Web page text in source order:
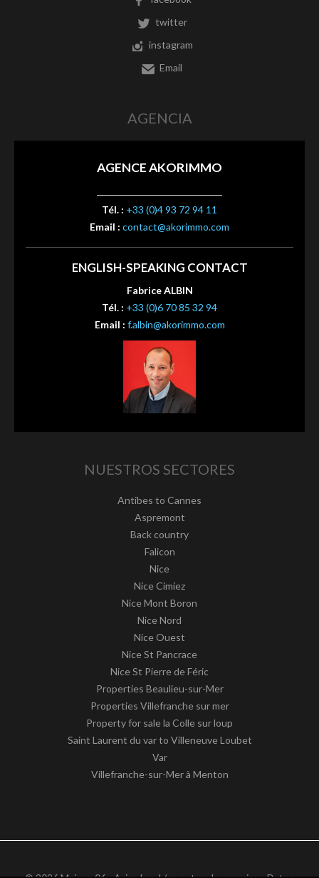
twitter
instagram
Email
AGENCIA
AGENCE AKORIMMO
Tél. : +33 (0)4 93 72 94 11
Email : contact@akorimmo.com
ENGLISH-SPEAKING CONTACT
Fabrice ALBIN
Tél. : +33 (0)6 70 85 32 94
Email : f.albin@akorimmo.com
NUESTROS SECTORES
Antibes to Cannes
Aspremont
Back country
Falicon
Nice
Nice Cimiez
Nice Mont Boron
Nice Nord
Nice Ouest
Nice St Pancrace
Nice St Pierre de Féric
Properties Beaulieu-sur-Mer
Properties Villefranche sur mer
Property for sale la Colle sur loup
Saint Laurent du var to Villeneuve Loubet
Var
Villefranche-sur-Mer à Menton